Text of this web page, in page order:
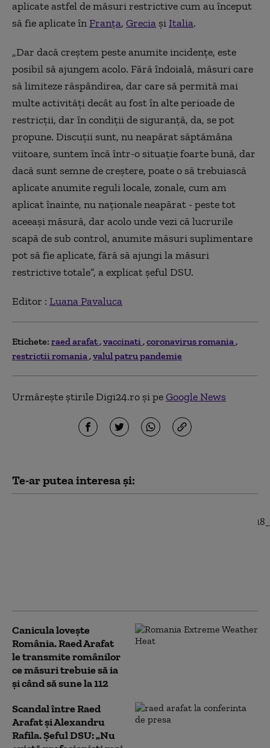
aplicate astfel de măsuri restrictive cum au început
să fie aplicate înFranța, Grecia șiItalia.
„Dar dacă creștem peste anumite incidențe, este
posibil să ajungem acolo. Fără îndoială, măsuri care
să limiteze răspândirea, dar care să permită mai
multe activități decât au fost în alte perioade de
restricții, dar în condiții de siguranță, da, se pot
propune. Discuții sunt, nu neapărat săptămâna
viitoare, suntem încă într-o situație foarte bună, dar
dacă sunt semne de creștere, poate o să trebuiască
aplicate anumite reguli locale, zonale, cum am
aplicat înainte, nu naționale neapărat - peste tot
aceeași măsură, dar acolo unde vezi că lucrurile
scapă de sub control, anumite măsuri suplimentare
pot să fie aplicate, fără să ajungi la măsuri
restrictive totale”, a explicat șeful DSU.
Editor : Luana Pavaluca
Etichete: raed arafat vaccinati coronavirus romania
restrictii romania valul patru pandemie
Urmărește știrile Digi24.ro și peGoogle News
Te-ar putea interesa și:
Canicula lovește
România. Raed Arafat
le transmite românilor
ce măsuri trebuie să ia
și când să sune la 112
Scandal între Raed
Arafat și Alexandru
Rafila. Șeful DSU: „Nu